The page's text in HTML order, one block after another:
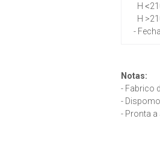
H <
H
-
Notas:
- Fabrico
-
- Pronta a